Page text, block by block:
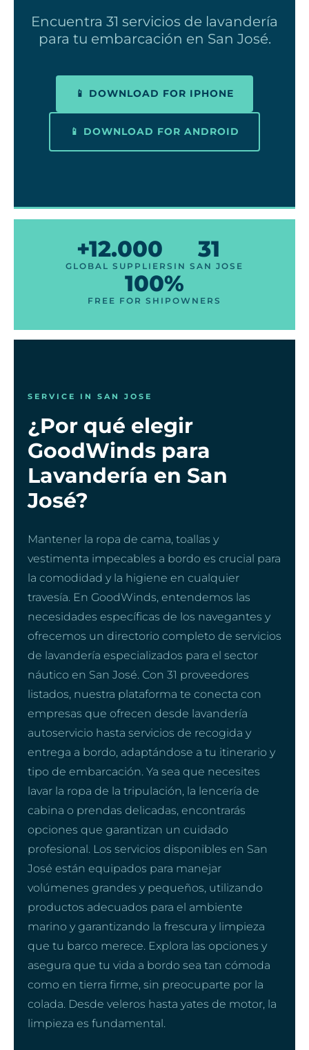
Encuentra 31 servicios de lavandería
para tu embarcación en San José.
📱 DOWNLOAD FOR IPHONE
📱 DOWNLOAD FOR ANDROID
+12.000
GLOBAL SUPPLIERS
31
IN SAN JOSE
100%
FREE FOR SHIPOWNERS
SERVICE IN SAN JOSE
¿Por qué elegir
GoodWinds para
Lavandería en San
José?
Mantener la ropa de cama, toallas y
vestimenta impecables a bordo es crucial para
la comodidad y la higiene en cualquier
travesía. En GoodWinds, entendemos las
necesidades específicas de los navegantes y
ofrecemos un directorio completo de servicios
de lavandería especializados para el sector
náutico en San José. Con 31 proveedores
listados, nuestra plataforma te conecta con
empresas que ofrecen desde lavandería
autoservicio hasta servicios de recogida y
entrega a bordo, adaptándose a tu itinerario y
tipo de embarcación. Ya sea que necesites
lavar la ropa de la tripulación, la lencería de
cabina o prendas delicadas, encontrarás
opciones que garantizan un cuidado
profesional. Los servicios disponibles en San
José están equipados para manejar
volúmenes grandes y pequeños, utilizando
productos adecuados para el ambiente
marino y garantizando la frescura y limpieza
que tu barco merece. Explora las opciones y
asegura que tu vida a bordo sea tan cómoda
como en tierra firme, sin preocuparte por la
colada. Desde veleros hasta yates de motor, la
limpieza es fundamental.